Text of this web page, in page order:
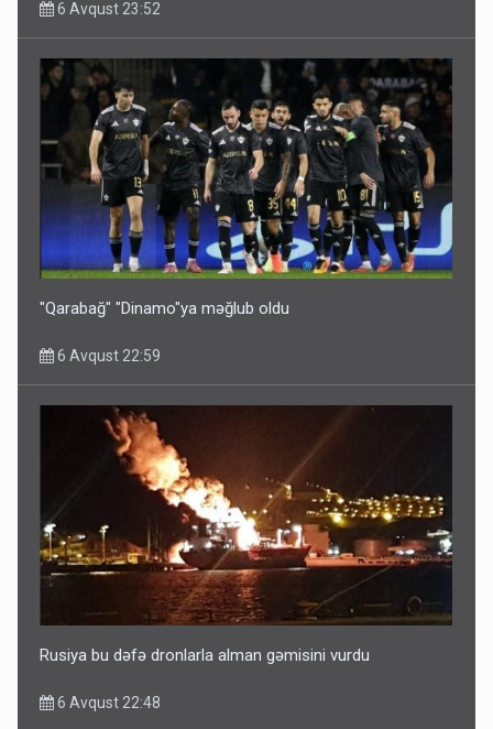
Bu ölkələrə şəxsiyyət vəsiqəsi ilə gedə biləcəksiniz -
SİYAHI
6 Avqust 10:53
Ərdoğana sui-qəsd planının iştirakçısı detalları açıqladı
6 Avqust 23:52
"Qarabağ" "Dinamo"ya məğlub oldu
6 Avqust 22:59
Rusiya bu dəfə dronlarla alman gəmisini vurdu
6 Avqust 22:48